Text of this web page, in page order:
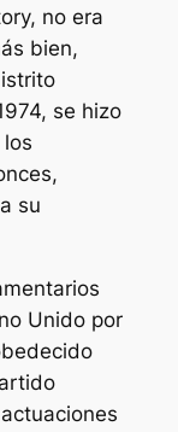
no era
bien,
se hizo
su
Unido por